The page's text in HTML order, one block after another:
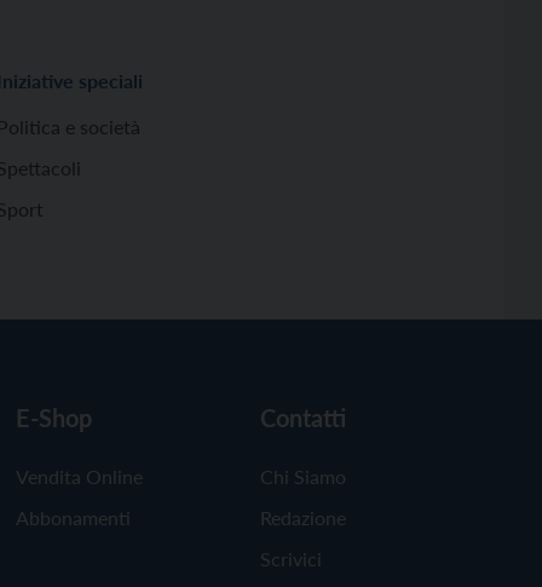
Iniziative speciali
Politica e società
E-Shop
Vendita Online
Abbonamenti
Contatti
Chi Siamo
Redazione
Scrivici